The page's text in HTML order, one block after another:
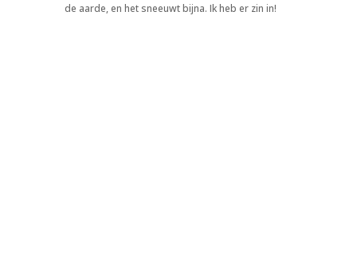
de aarde, en het sneeuwt bijna. Ik heb er zin in!